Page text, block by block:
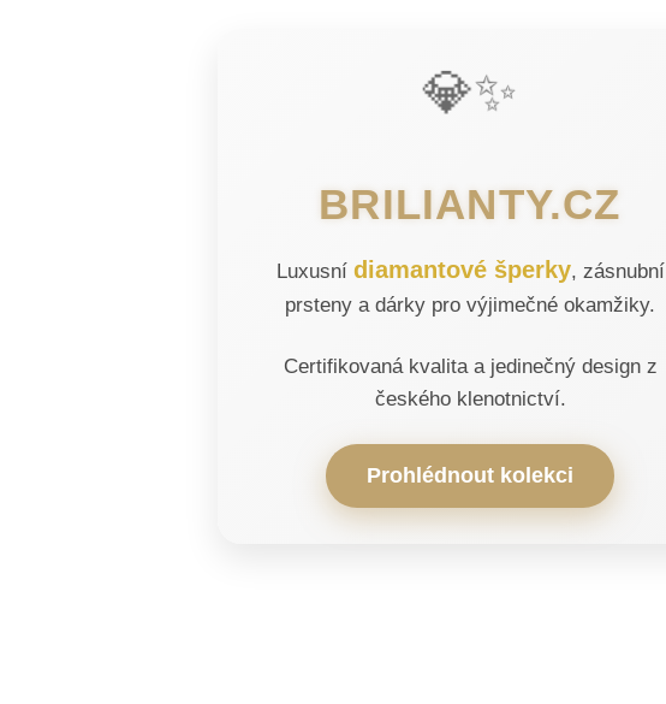
💎✨
BRILIANTY.CZ
Luxusní diamantové šperky, zásnubní
prsteny a dárky pro výjimečné okamžiky.
Certifikovaná kvalita a jedinečný design z
českého klenotnictví.
Prohlédnout kolekci